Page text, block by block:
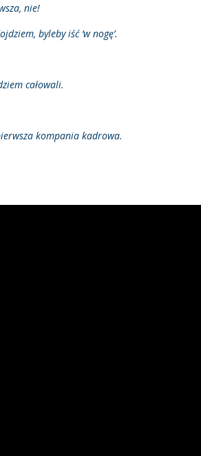
nie!
byleby iść ‘w nogę’.
całowali.
kompania kadrowa.